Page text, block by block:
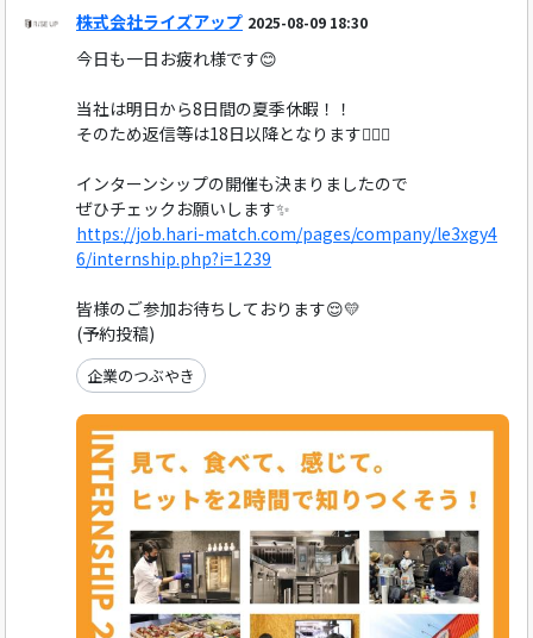
株式会社ライズアップ 2025-08-09 18:30
今日も一日お疲れ様です😊
当社は明日から8日間の夏季休暇！！
そのため返信等は18日以降となります🙇🏻‍♀️
インターンシップの開催も決まりましたので
ぜひチェックお願いします✨
https://job.hari-match.com/pages/company/le3xgy4
6/internship.php?i=1239
皆様のご参加お待ちしております😌💛
(予約投稿)
企業のつぶやき